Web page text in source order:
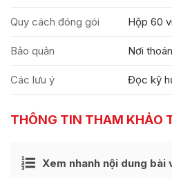
Quy cách đóng gói Hộp 60
Bảo quản Nơi
Các lưu ý Đọc kỹ
THÔNG TIN THAM KHẢO
Xem nhanh nội dung bài